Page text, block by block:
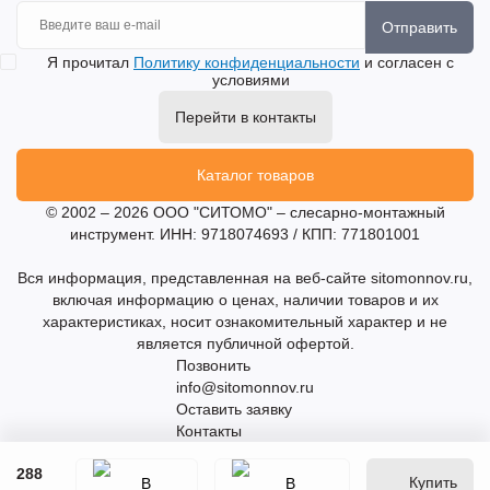
288
Купить
Отправить
Я прочитал Политику конфиденциальности и согласен с
условиями
Перейти в контакты
Каталог товаров
© 2002 – 2026 ООО "СИТОМО" – слесарно-монтажный
инструмент. ИНН: 9718074693 / КПП: 771801001
Вся информация, представленная на веб-сайте sitomonnov.ru,
включая информацию о ценах, наличии товаров и их
характеристиках, носит ознакомительный характер и не
является публичной офертой.
Позвонить
info@sitomonnov.ru
Оставить заявку
Контакты